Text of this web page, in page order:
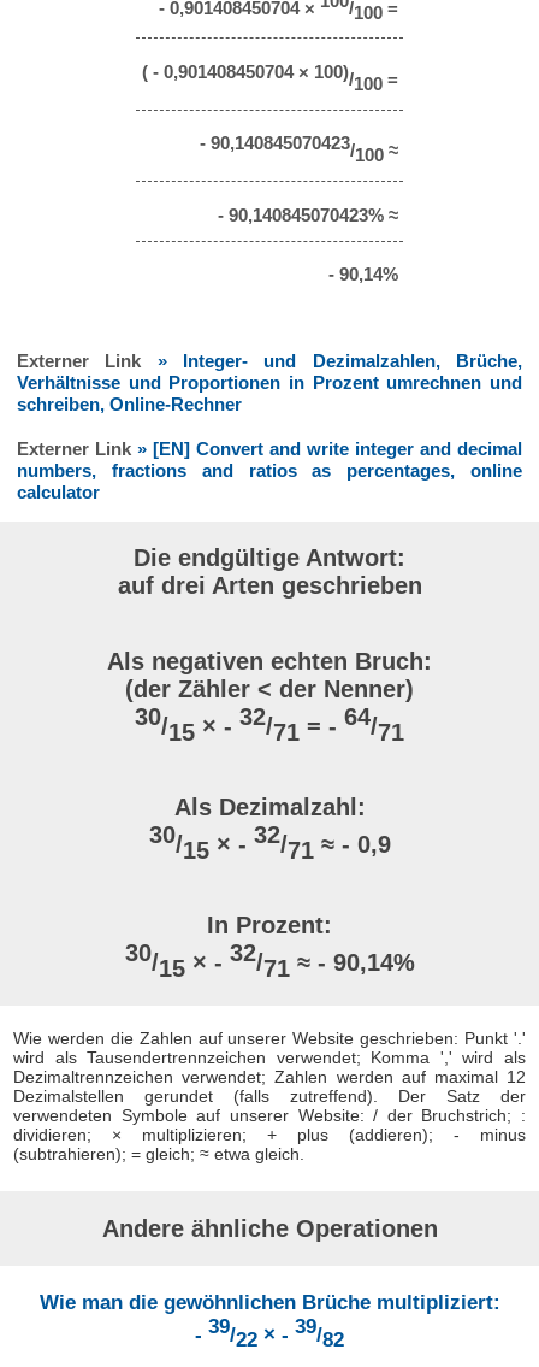
- 0,901408450704 × /100=
( - 0,901408450704 × 100)/100=
- 90,140845070423/100≈
- 90,140845070423% ≈
- 90,14%
Externer Link » Integer- und Dezimalzahlen, Brüche,
Verhältnisse und Proportionen in Prozent umrechnen und
schreiben, Online-Rechner
Externer Link » [EN] Convert and write integer and decimal
numbers, fractions and ratios as percentages, online
calculator
Die endgültige Antwort:
auf drei Arten geschrieben
Als negativen echten Bruch:
(der Zähler < der Nenner)
30/15 × - 32/71 = - 64/71
Als Dezimalzahl:
30/15 × - 32/71 ≈ - 0,9
In Prozent:
30/15 × - 32/71 ≈ - 90,14%
Wie werden die Zahlen auf unserer Website geschrieben: Punkt '.'
wird als Tausendertrennzeichen verwendet; Komma ',' wird als
Dezimaltrennzeichen verwendet; Zahlen werden auf maximal 12
Dezimalstellen gerundet (falls zutreffend). Der Satz der
verwendeten Symbole auf unserer Website: / der Bruchstrich; :
dividieren; × multiplizieren; + plus (addieren); - minus
(subtrahieren); = gleich; ≈ etwa gleich.
Andere ähnliche Operationen
Wie man die gewöhnlichen Brüche multipliziert:
- 39/22 × - 39/82